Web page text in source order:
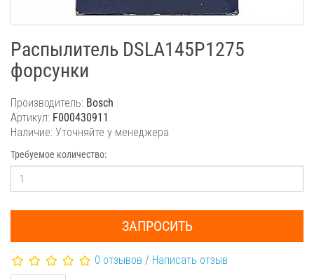
Распылитель DSLA145P1275
форсунки
Производитель: Bosch
Артикул: F000430911
Наличие: Уточняйте у менеджера
Требуемое количество:
ЗАПРОСИТЬ
0 отзывов / Написать отзыв